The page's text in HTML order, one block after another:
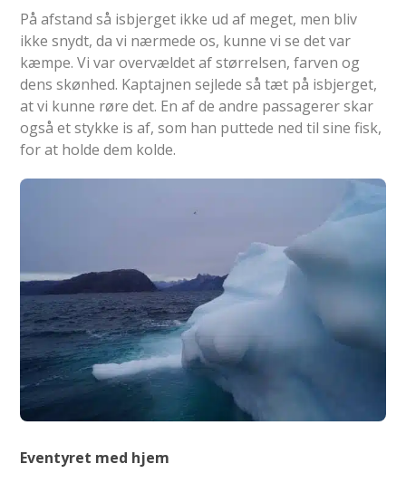
På afstand så isbjerget ikke ud af meget, men bliv
ikke snydt, da vi nærmede os, kunne vi se det var
kæmpe. Vi var overvældet af størrelsen, farven og
dens skønhed. Kaptajnen sejlede så tæt på isbjerget,
at vi kunne røre det. En af de andre passagerer skar
også et stykke is af, som han puttede ned til sine fisk,
for at holde dem kolde.
Eventyret med hjem